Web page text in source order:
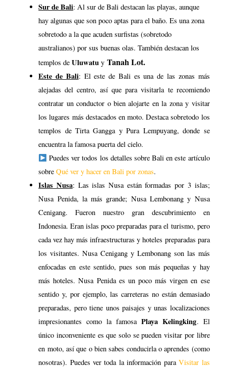
los lugares más destacados en moto. Destaca sobretodo los
templos de Tirta Gangga y Pura Lempuyang, donde se
encuentra la famosa puerta del cielo.
Puedes ver todos los detalles sobre Bali en este artículo
sobreQué ver y hacer en Bali por zonas
Islas Nusa: Las islas Nusa están formadas por 3 islas;
Nusa Penida, la más grande; Nusa Lembonang y Nusa
Cenigang. Fueron nuestro gran descubrimiento en
Indonesia. Eran islas poco preparadas para el turismo, pero
cada vez hay más infraestructuras y hoteles preparadas para
los visitantes. Nusa Cenigang y Lembonang son las más
enfocadas en este sentido, pues son más pequeñas y hay
más hoteles. Nusa Penida es un poco más virgen en ese
sentido y, por ejemplo, las carreteras no están demasiado
preparadas, pero tiene unos paisajes y unas localizaciones
impresionantes como la famosaPlaya Kelingking . El
único inconveniente es que solo se pueden visitar por libre
en moto, así que o bien sabes conducirla o aprendes (como
nosotras). Puedes ver toda la información paraVisitar las
Islas Nusaen el artículo que escribí sobre ello.
Islas Gili: En realidad, las islas Gili pertenecen a la isla de
Lombok, aunque también es muy común llegar desde Bali.
Debido a un terremoto que sufrió Lombok cuando nosotras
estábamos en Indonesia, no pudimos visitar estas islas
famosas sobretodo por su snorkel y sus playas.